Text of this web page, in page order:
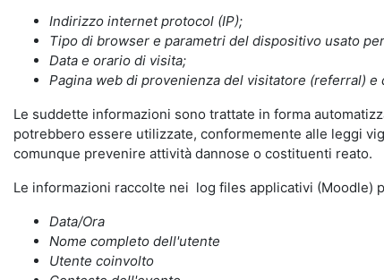
Indirizzo internet protocol (IP);
Tipo di browser e parametri del dispositivo usato
Data e orario di visita;
Pagina web di provenienza del visitatore (referral) e
Le suddette informazioni sono trattate in forma
potrebbero essere utilizzate, conformemente alle leggi
comunque prevenire attività dannose o costituenti reato.
Le informazioni raccolte nei log files applicativi (Moodle)
Data/Ora
Nome completo dell'utente
Utente coinvolto